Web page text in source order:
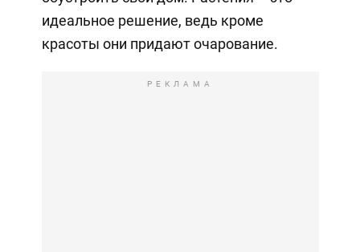
идеальное решение, ведь кроме
красоты они придают очарование.
РЕКЛАМА